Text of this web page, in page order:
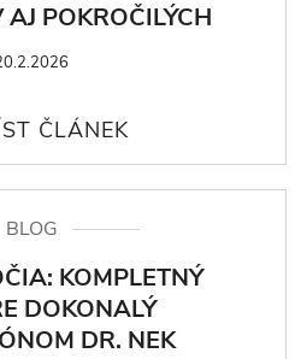
POKROČILÝCH
BLOG
KOMPLETNÝ
DOKONALÝ
DR. NEK